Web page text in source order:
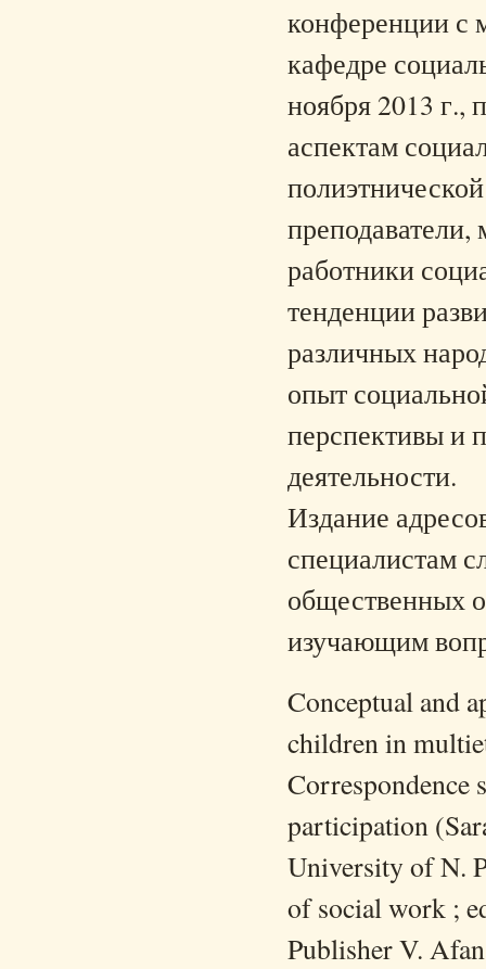
конференции с
кафедре
ноября 2013 г.,
аспектам
преподаватели,
работники
тенденции
различных
опыт
перспективы и
деятельности.
Издание
специалистам
общественных
изучающим
Conceptual and
children in
Correspondence
participation
University of N.
of social work ;
Publisher V.